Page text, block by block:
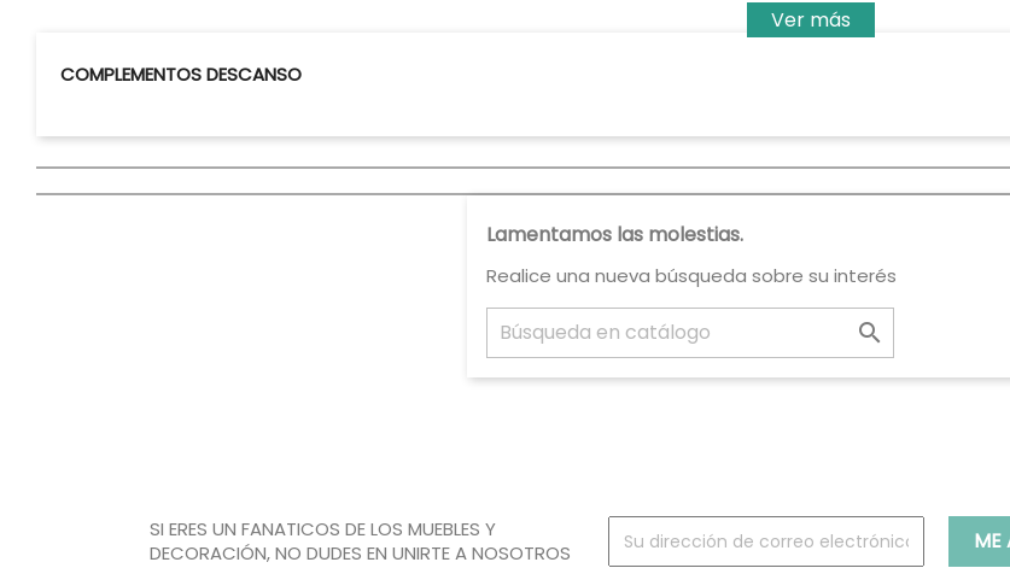
Ver más
COMPLEMENTOS DESCANSO
Lamentamos las molestias.
Realice una nueva búsqueda sobre su interés

SI ERES UN FANATICOS DE LOS MUEBLES Y
DECORACIÓN, NO DUDES EN UNIRTE A NOSOTROS